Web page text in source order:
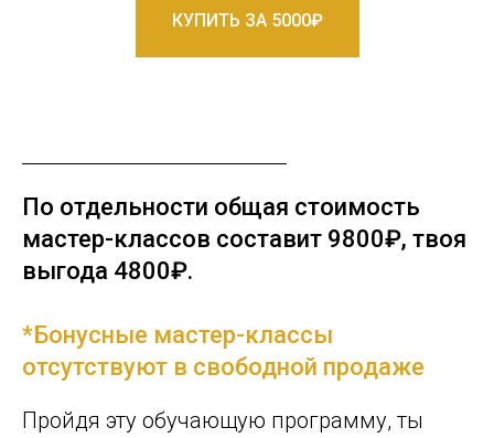
КУПИТЬ ЗА 5000₽
По отдельности общая стоимость
мастер-классов составит 9800₽, твоя
выгода 4800₽.
*Бонусные мастер-классы
отсутствуют в свободной продаже
Пройдя эту обучающую программу, ты